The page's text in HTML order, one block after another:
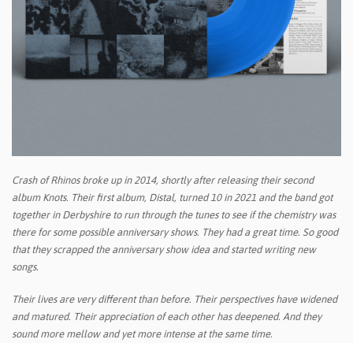
Crash of Rhinos broke up in 2014, shortly after releasing their second
album Knots. Their first album, Distal, turned 10 in 2021 and the band got
together in Derbyshire to run through the tunes to see if the chemistry was
there for some possible anniversary shows. They had a great time. So good
that they scrapped the anniversary show idea and started writing new
songs.
Their lives are very different than before. Their perspectives have widened
and matured. Their appreciation of each other has deepened. And they
sound more mellow and yet more intense at the same time.